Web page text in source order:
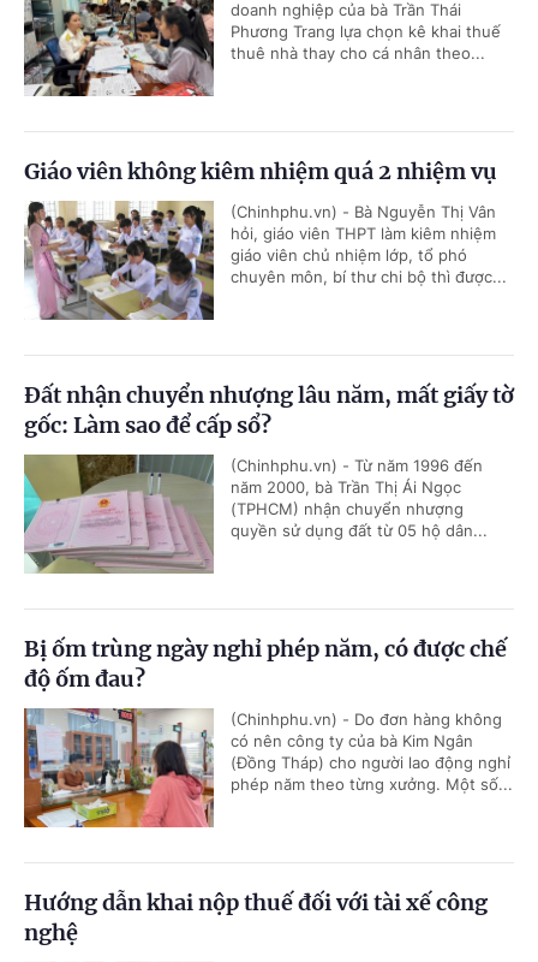
doanh nghiệp của bà Trần Thái
Phương Trang lựa chọn kê khai thuế
thuê nhà thay cho cá nhân theo...
Giáo viên không kiêm nhiệm quá 2 nhiệm vụ
(Chinhphu.vn) - Bà Nguyễn Thị Vân
hỏi, giáo viên THPT làm kiêm nhiệm
giáo viên chủ nhiệm lớp, tổ phó
chuyên môn, bí thư chi bộ thì được...
Đất nhận chuyển nhượng lâu năm, mất giấy tờ
gốc: Làm sao để cấp sổ?
(Chinhphu.vn) - Từ năm 1996 đến
năm 2000, bà Trần Thị Ái Ngọc
(TPHCM) nhận chuyển nhượng
quyền sử dụng đất từ 05 hộ dân...
Bị ốm trùng ngày nghỉ phép năm, có được chế
độ ốm đau?
(Chinhphu.vn) - Do đơn hàng không
có nên công ty của bà Kim Ngân
(Đồng Tháp) cho người lao động nghỉ
phép năm theo từng xưởng. Một số...
Hướng dẫn khai nộp thuế đối với tài xế công
nghệ